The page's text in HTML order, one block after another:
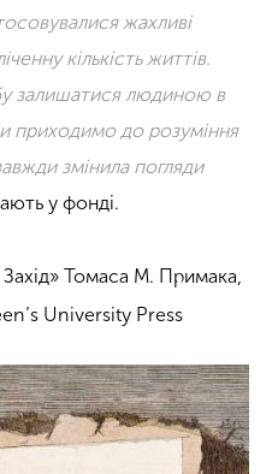
жахливі
кількість життів.
залишатися людиною в
приходимо до розуміння
змінила погляди
у фонді.
Захід» Томаса М. Примака,
University Press